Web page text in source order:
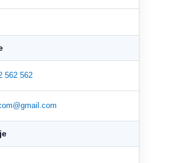
562 562